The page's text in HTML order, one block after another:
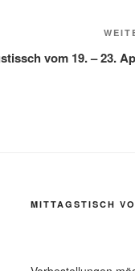
vom 19. – 23.
MITTAGSTISCH